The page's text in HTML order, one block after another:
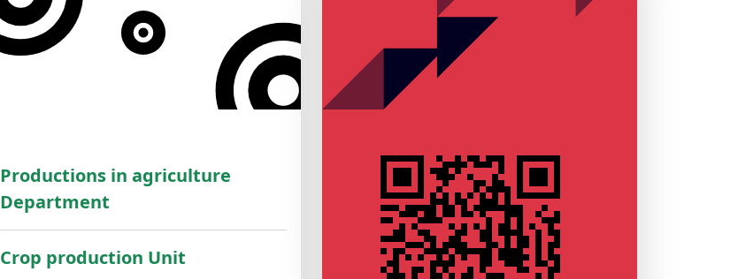
Productions in agriculture
Department
Crop production Unit